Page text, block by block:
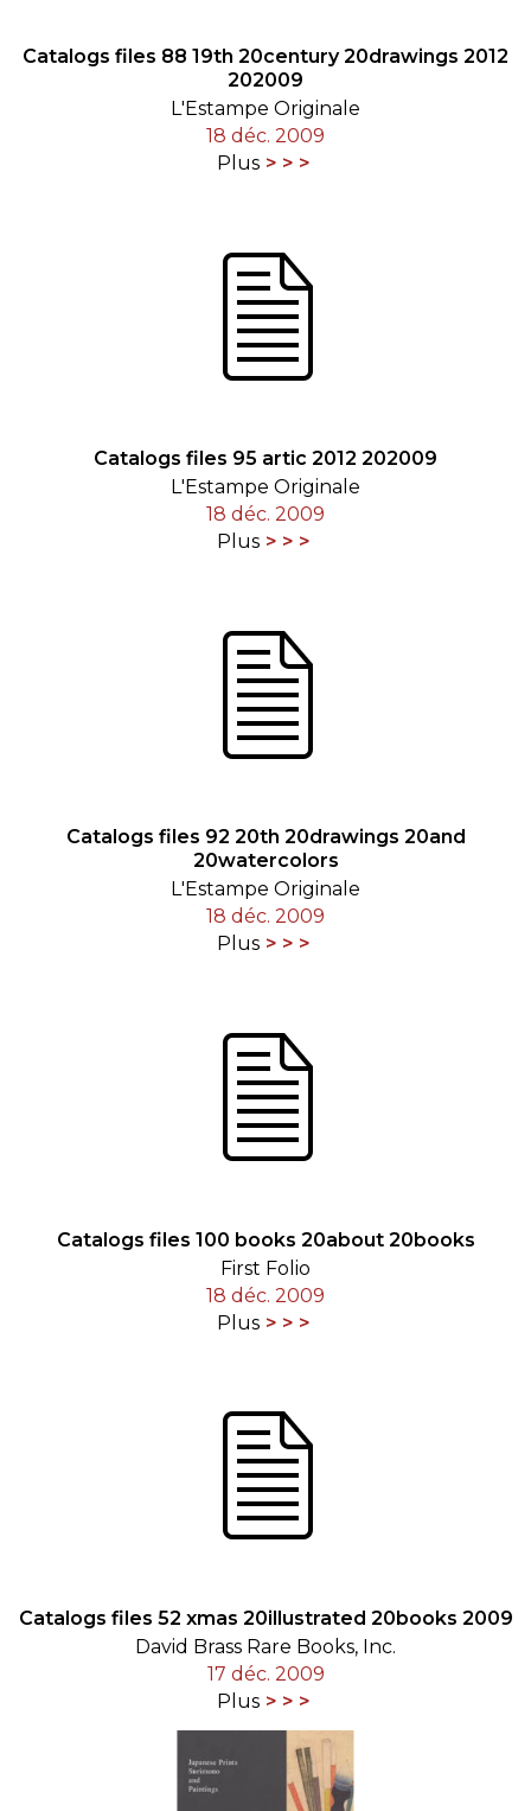
Catalogs files 88 19th 20century 20drawings 2012
202009
L'Estampe Originale
18 déc. 2009
Plus
Catalogs files 95 artic 2012 202009
L'Estampe Originale
18 déc. 2009
Plus
Catalogs files 92 20th 20drawings 20and
20watercolors
L'Estampe Originale
18 déc. 2009
Plus
Catalogs files 100 books 20about 20books
First Folio
18 déc. 2009
Plus
Catalogs files 52 xmas 20illustrated 20books 2009
David Brass Rare Books, Inc.
17 déc. 2009
Plus